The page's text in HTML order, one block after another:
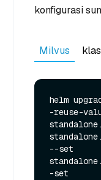
konfigurasi
Milvus
helm
-reuse-
--set
-set